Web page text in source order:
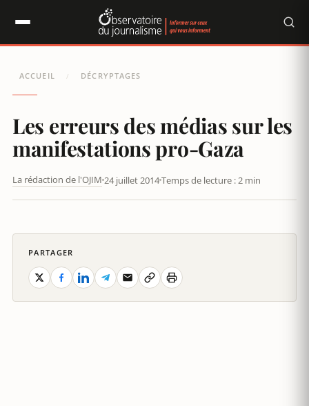
ACCUEIL / DÉCRYPTAGES
Les erreurs des médias sur les
manifestations pro-Gaza
La rédaction de l'OJIM 24 juillet 2014Temps de lecture : 2 min
PARTAGER
Panneau de gestion des cookies